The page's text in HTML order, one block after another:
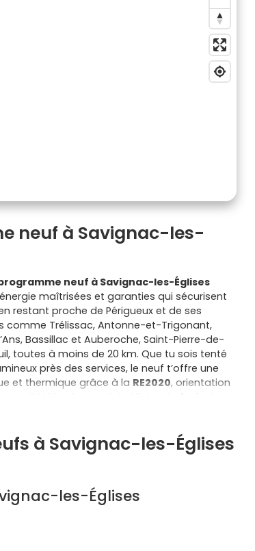
neuf à Savignac-les-
neuf à Savignac-les-Églises
maîtrisées et garanties qui sécurisent
restant proche de Périgueux et de ses
comme Trélissac, Antonne-et-Trigonant,
Bassillac et Auberoche, Saint-Pierre-de-
toutes à moins de 20 km. Que tu sois tenté
près des services, le neuf t’offre une
et thermique grâce à la RE2020, orientation
Côté budget, tu bénéficies de
accordent aussi une exonération
La tranquillité, elle, est assurée par
ton logement (plans, finitions,
mieux et se loue plus facilement. Vivre
extérieurs soignés, parties
à Savignac-les-Églises
les-Églises